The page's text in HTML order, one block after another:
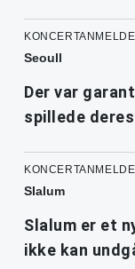
Seoull
Der var
spillede
Slalum
Slalum er et
ikke kan